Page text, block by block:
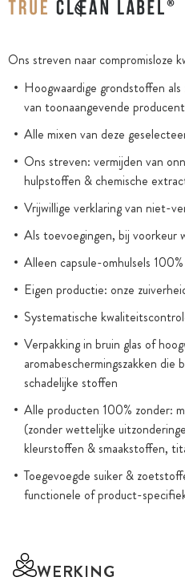
Ons streven naar compromisloze
Hoogwaardige grondstoffen
van toonaangevende
Alle mixen van deze
Ons streven: vermijden van
hulpstoffen & chemische
Vrijwillige verklaring van niet-
Als toevoegingen, bij voorkeur
Alleen capsule-omhulsels
Eigen productie: onze
Systematische
Verpakking in bruin glas of
aromabeschermingszakken
schadelijke stoffen
Alle producten 100% zonder:
(zonder wettelijke
kleurstoffen & smaakstoffen,
Toegevoegde suiker &
functionele of product-
WERKING